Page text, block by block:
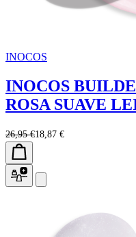
INOCOS
INOCOS
ROSA SUAVE
26,95 €18,87 €